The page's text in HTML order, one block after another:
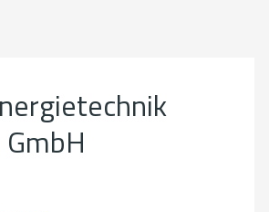
Einstellungen öffnen